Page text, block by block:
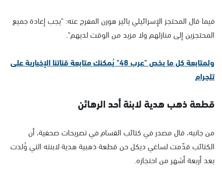
فيما قال المحتجز الإسرائيلي يائير هورن المفرج عنه: "يجب إعادة جميع
المحتجزين إلى منازلهم ولا مزيد من الوقت لديهم".
ولمتابعة كل ما يخص "عرب 48" يُمكنك متابعة قناتنا الإخبارية على
تلجرام
قطعة ذهب هدية لابنة أحد الرهائن
من جانبه، قال مصدر في كتائب القسام في تصريحات صحفية، أن
الكتائب قدّمت لساغي ديكل حن قطعة ذهبية هدية لابنته التي وُلدت
بعد أربعة أشهر من احتجازه.